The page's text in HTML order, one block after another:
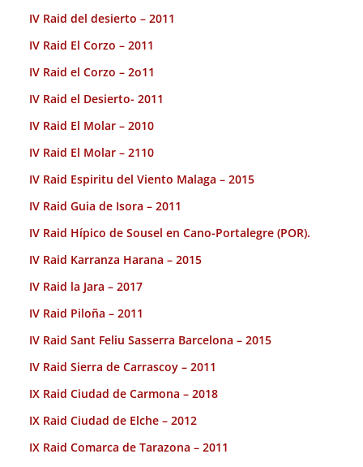
IV Raid del desierto – 2011
IV Raid El Corzo – 2011
IV Raid el Corzo – 2o11
IV Raid el Desierto- 2011
IV Raid El Molar – 2010
IV Raid El Molar – 2110
IV Raid Espiritu del Viento Malaga – 2015
IV Raid Guia de Isora – 2011
IV Raid Hípico de Sousel en Cano-Portalegre (POR).
IV Raid Karranza Harana – 2015
IV Raid la Jara – 2017
IV Raid Piloña – 2011
IV Raid Sant Feliu Sasserra Barcelona – 2015
IV Raid Sierra de Carrascoy – 2011
IX Raid Ciudad de Carmona – 2018
IX Raid Ciudad de Elche – 2012
IX Raid Comarca de Tarazona – 2011